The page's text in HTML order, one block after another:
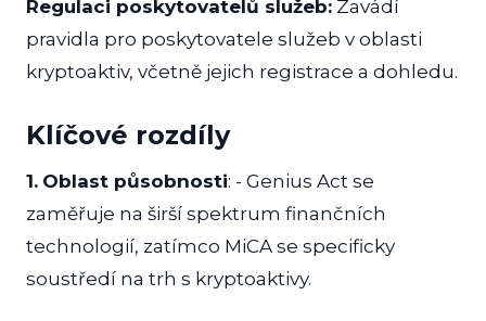
Regulaci poskytovatelů služeb: Zavádí
pravidla pro poskytovatele služeb v oblasti
kryptoaktiv, včetně jejich registrace a dohledu.
Klíčové rozdíly
1. Oblast působnosti: - Genius Act se
zaměřuje na širší spektrum finančních
technologií, zatímco MiCA se specificky
soustředí na trh s kryptoaktivy.